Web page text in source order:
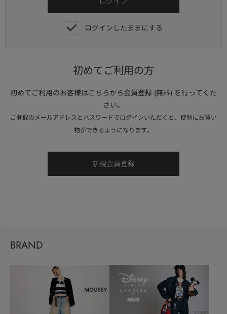
ログインしたままにする
初めてご利用の方
初めてご利用のお客様はこちらから会員登録 (無料) を行ってくだ
さい。
ご登録のメールアドレスとパスワードでログインいただくと、便利にお買い
物ができるようになります。
BRAND